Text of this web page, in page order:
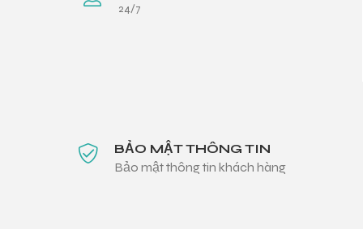
24/7
BẢO MẬT THÔNG TIN
Bảo mật thông tin khách hàng